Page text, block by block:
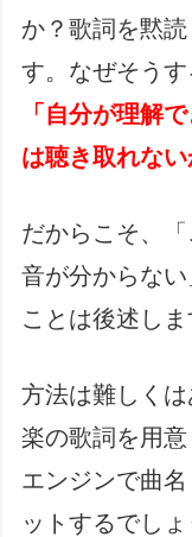
か？歌詞を黙
す。なぜそう
「自分が理解
は聴き取れない
だからこそ、
音が分からな
ことは後述しま
方法は難しく
楽の歌詞を用
エンジンで曲
ットするでしょ